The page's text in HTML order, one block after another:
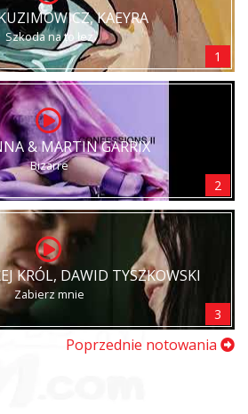
KAEYRA
Szkoda na to łez
1
& MARTIN GARRIX
Bizarre
2
KRÓL, DAWID TYSZKOWSKI
Zabierz mnie
3
Poprzednie notowania